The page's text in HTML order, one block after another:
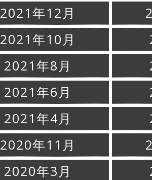
2021年12月
2021年10月
2021年8月
2021年6月
2021年4月
2020年11月
2020年3月